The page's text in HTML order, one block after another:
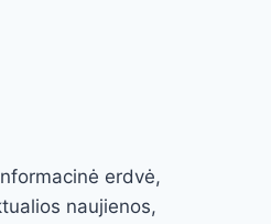
erdvė,
naujienos,